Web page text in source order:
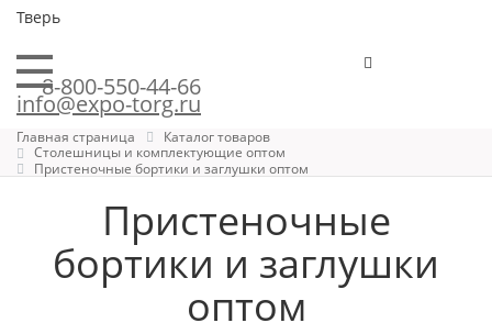
Тверь
8-800-550-44-66
info@expo-torg.ru
Главная страница
Каталог товаров
Столешницы и комплектующие оптом
Пристеночные бортики и заглушки оптом
Пристеночные
бортики и заглушки
оптом